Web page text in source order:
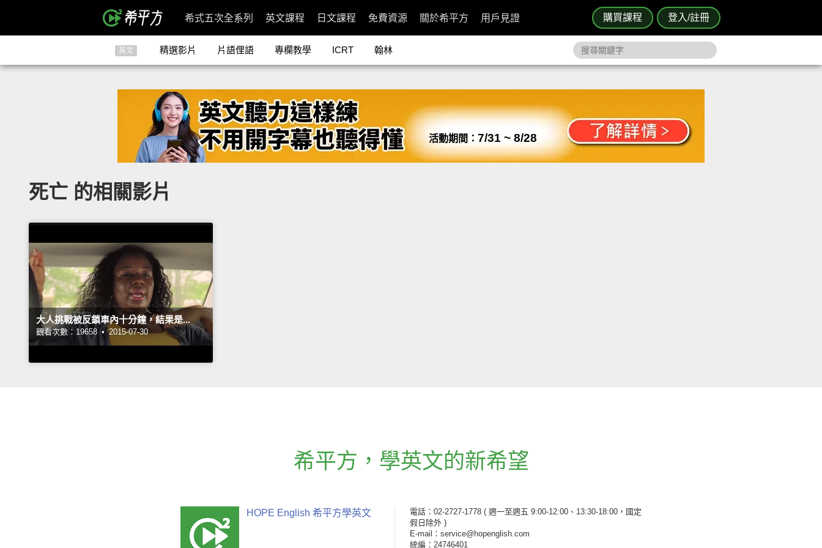
購買課程 登入/註冊
希式五次全系列 英文課程 日文課程 免費資源 關於希平方 用戶見證
英文 精選影片 片語俚語 專欄教學 ICRT 翰林
活動期間： 7/31 ~ 8/28
死亡 的相關影片
大人挑戰被反鎖車內十分鐘，結果是...
觀看次數：19658 • 2015-07-30
希平方 ， 學英文的新希望
HOPE English 希平方學英文 電話：02-2727-1778 ( 週一至週五 9:00-12:00、13:30-18:00，國定
假日除外 )
E-mail：service@hopenglish.com
統編：24746401